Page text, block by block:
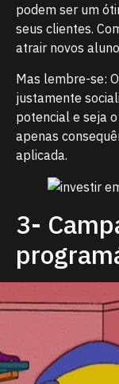
podem ser um
seus clientes.
atrair novos
Mas lembre-se:
justamente
potencial e seja
apenas
aplicada.
3-